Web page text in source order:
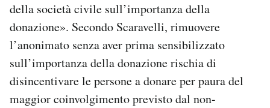
della società civile sull’importanza della
donazione». Secondo Scaravelli, rimuovere
l’anonimato senza aver prima sensibilizzato
sull’importanza della donazione rischia di
disincentivare le persone a donare per paura del
maggior coinvolgimento previsto dal non-